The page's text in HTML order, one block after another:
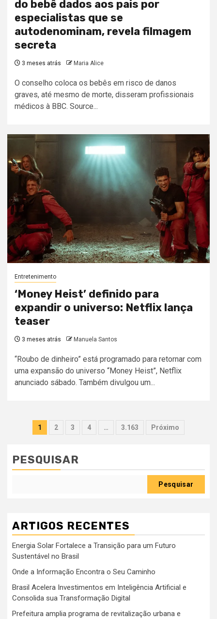
do bebê dados aos pais por
especialistas que se
autodenominam, revela filmagem
secreta
3 meses atrás Maria Alice
O conselho coloca os bebês em risco de danos
graves, até mesmo de morte, disseram profissionais
médicos à BBC. Source...
Entretenimento
‘Money Heist’ definido para
expandir o universo: Netflix lança
teaser
3 meses atrás Manuela Santos
“Roubo de dinheiro” está programado para retornar com
uma expansão do universo “Money Heist”, Netflix
anunciado sábado. Também divulgou um...
Paginação
conteúdos
1 2 3 4 … 3.163 Próximo
PESQUISAR
Pesquisar
ARTIGOS RECENTES
Energia Solar Fortalece a Transição para um Futuro
Sustentável no Brasil
Onde a Informação Encontra o Seu Caminho
Brasil Acelera Investimentos em Inteligência Artificial e
Consolida sua Transformação Digital
Prefeitura amplia programa de revitalização urbana e